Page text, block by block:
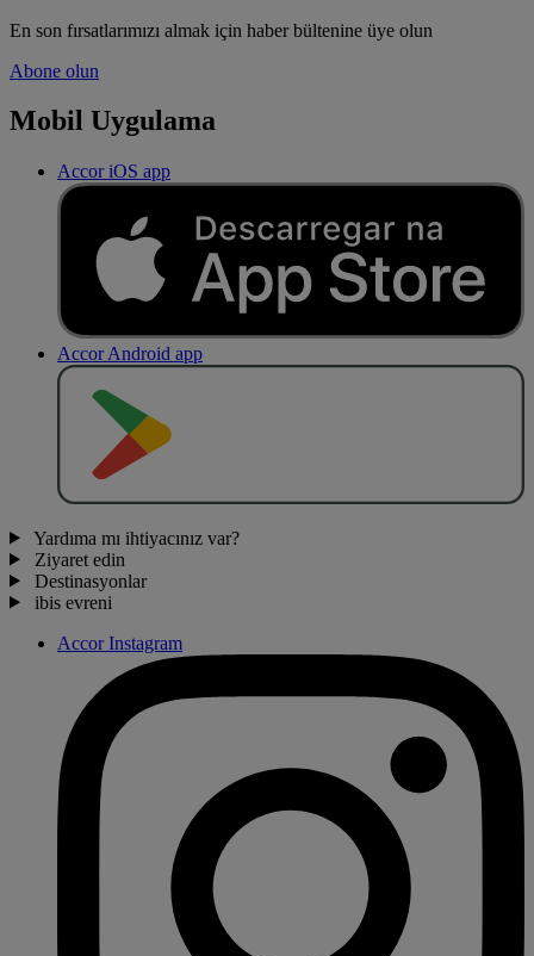
En son fırsatlarımızı almak için haber bültenine üye olun
Abone olun
Mobil Uygulama
Accor iOS app
Accor Android app
Yardıma mı ihtiyacınız var?
Ziyaret edin
Destinasyonlar
ibis evreni
Accor Instagram